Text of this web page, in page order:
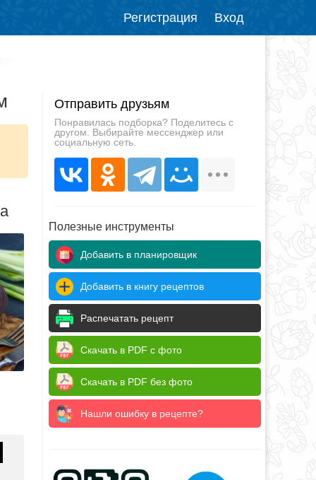
Регистрация Вход
Отправить друзьям
Понравилась подборка? Поделитесь с
другом. Выбирайте мессенджер или
социальную сеть.
Полезные инструменты
Добавить в планировщик
Добавить в книгу рецептов
Распечатать рецепт
Скачать в PDF с фото
Скачать в PDF без фото
Нашли ошибку в рецепте?